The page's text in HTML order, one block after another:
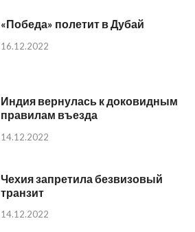
«Победа» полетит в Дубай
16.12.2022
Индия вернулась к доковидным
правилам въезда
14.12.2022
Чехия запретила безвизовый
транзит
14.12.2022